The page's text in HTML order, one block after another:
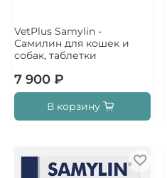
VetPlus Samylin -
Самилин для кошек и
собак, таблетки
7 900 ₽
В корзину